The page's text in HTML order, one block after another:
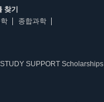
찾기
종합과학
SUPPORT Scholarships